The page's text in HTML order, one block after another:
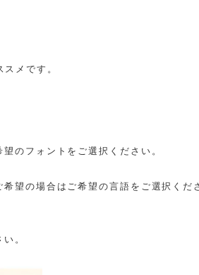
メです。
のフォントをご選択ください。
望の場合はご希望の言語をご選択くだ
。